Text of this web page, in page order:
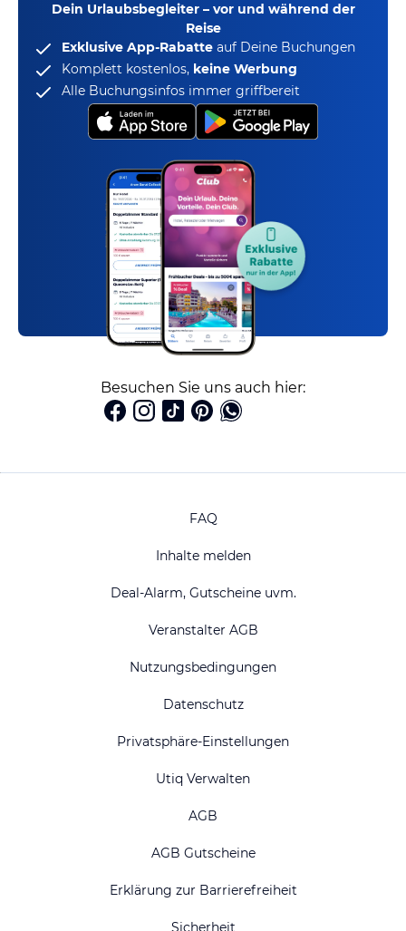
Dein Urlaubsbegleiter – vor und während der
Reise
Exklusive App-Rabatte auf Deine Buchungen
Komplett kostenlos, keine Werbung
Alle Buchungsinfos immer griffbereit
Besuchen Sie uns auch hier:
FAQ
Inhalte melden
Deal-Alarm, Gutscheine uvm.
Veranstalter AGB
Nutzungsbedingungen
Datenschutz
Privatsphäre-Einstellungen
Utiq Verwalten
AGB
AGB Gutscheine
Erklärung zur Barrierefreiheit
Sicherheit